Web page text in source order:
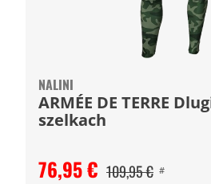
NALINI
ARMÉE DE TERRE
szelkach
76,95 € 109,95 € #